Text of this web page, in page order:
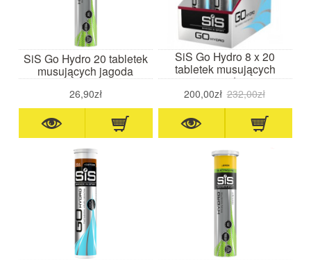
SiS Go Hydro 20 tabletek
musujących jagoda
26,90zł
SiS Go Hydro 8 x 20
tabletek musujących
jagoda
200,00zł 232,00zł